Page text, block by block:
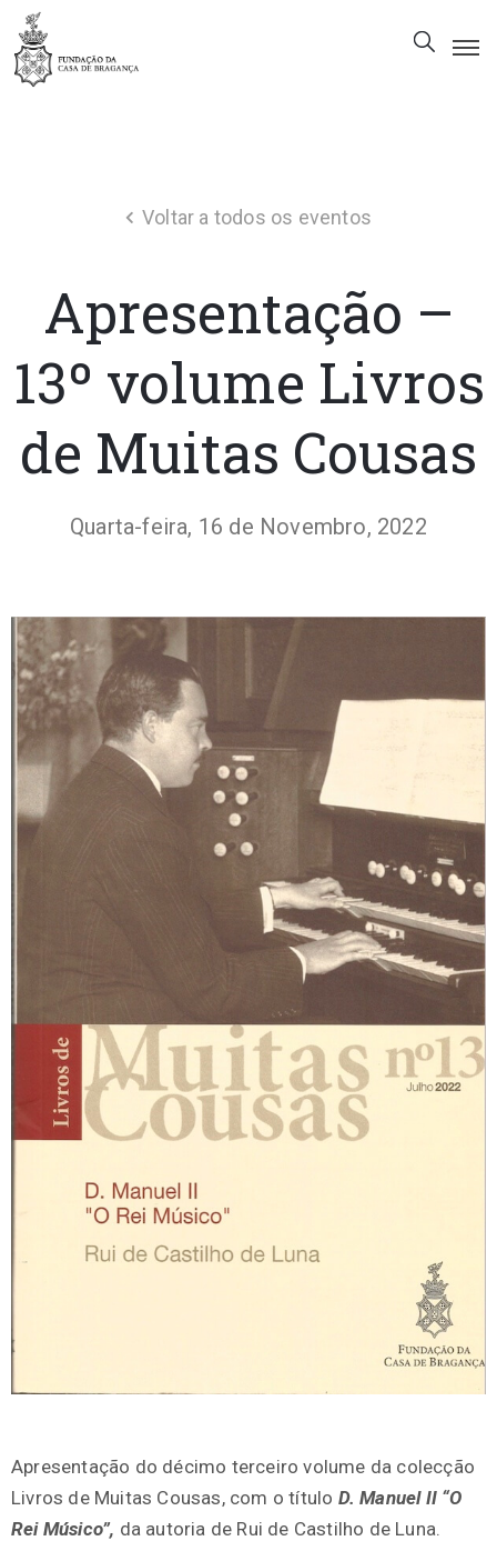
Visitas
+351
214
416
fcbraganca@fcbraganca.pt
Voltar a todos os eventos
Apresentação –
13º volume Livros
de Muitas Cousas
Quarta-feira, 16 de Novembro, 2022
Apresentação do décimo terceiro volume da colecção
Livros de Muitas Cousas, com o título D. Manuel II “O
Rei Músico”, da autoria de Rui de Castilho de Luna.